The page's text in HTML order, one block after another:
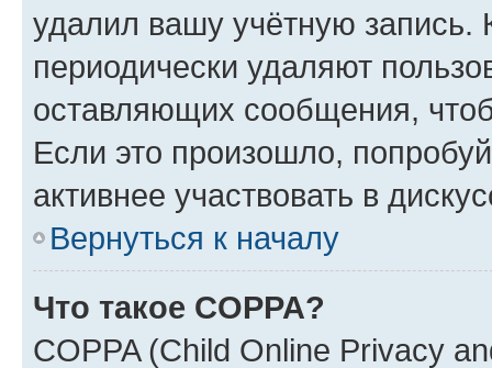
удалил вашу учётную запись.
периодически удаляют
оставляющих сообщения,
Если это произошло,
активнее участвовать в
Вернуться к началу
Что такое COPPA?
COPPA (Child Online Privacy